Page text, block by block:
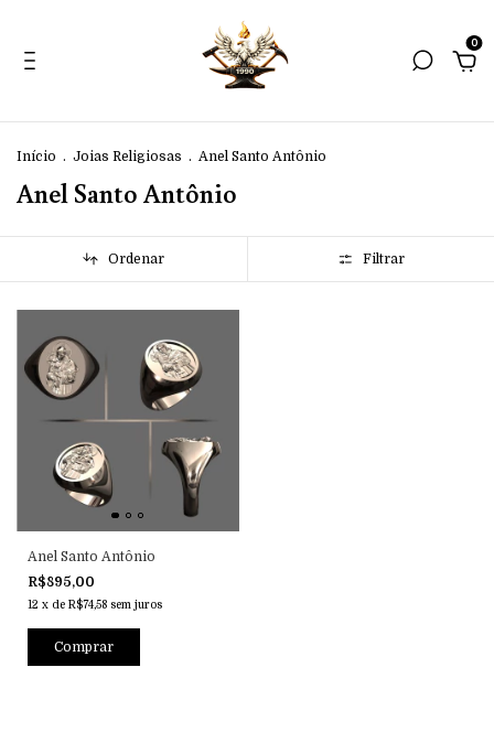
0
Início . Joias Religiosas . Anel Santo Antônio
Anel Santo Antônio
Ordenar Filtrar
Anel Santo Antônio
R$895,00
12 x de R$74,58 sem juros
Comprar